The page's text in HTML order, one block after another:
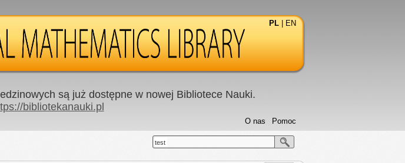
PL EN
są już dostępne w nowej Bibliotece Nauki.
bibliotekanauki.pl
Pomoc
O nas
test